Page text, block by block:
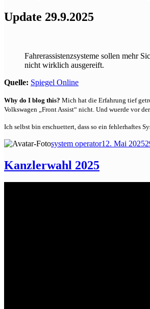
Update 29.9.2025
Fahrerassistenzsysteme sollen mehr
nicht wirklich ausgereift.
Quelle: Spiegel Online
Why do I blog this? Mich hat die Erfahrung tief
Volkswagen „Front Assist“ nicht. Und wuerde vor
Ich selbst bin erschuettert, dass so ein fehlerhaftes
Autor
system operatorVeröffentlicht
12. Mai 2025
Kanzlerwahl 2025